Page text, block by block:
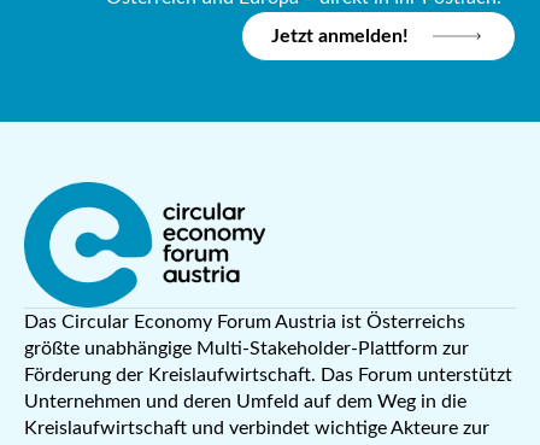
Jetzt anmelden!
Das Circular Economy Forum Austria ist Österreichs
größte unabhängige Multi-Stakeholder-Plattform zur
Förderung der Kreislaufwirtschaft. Das Forum unterstützt
Unternehmen und deren Umfeld auf dem Weg in die
Kreislaufwirtschaft und verbindet wichtige Akteure zur